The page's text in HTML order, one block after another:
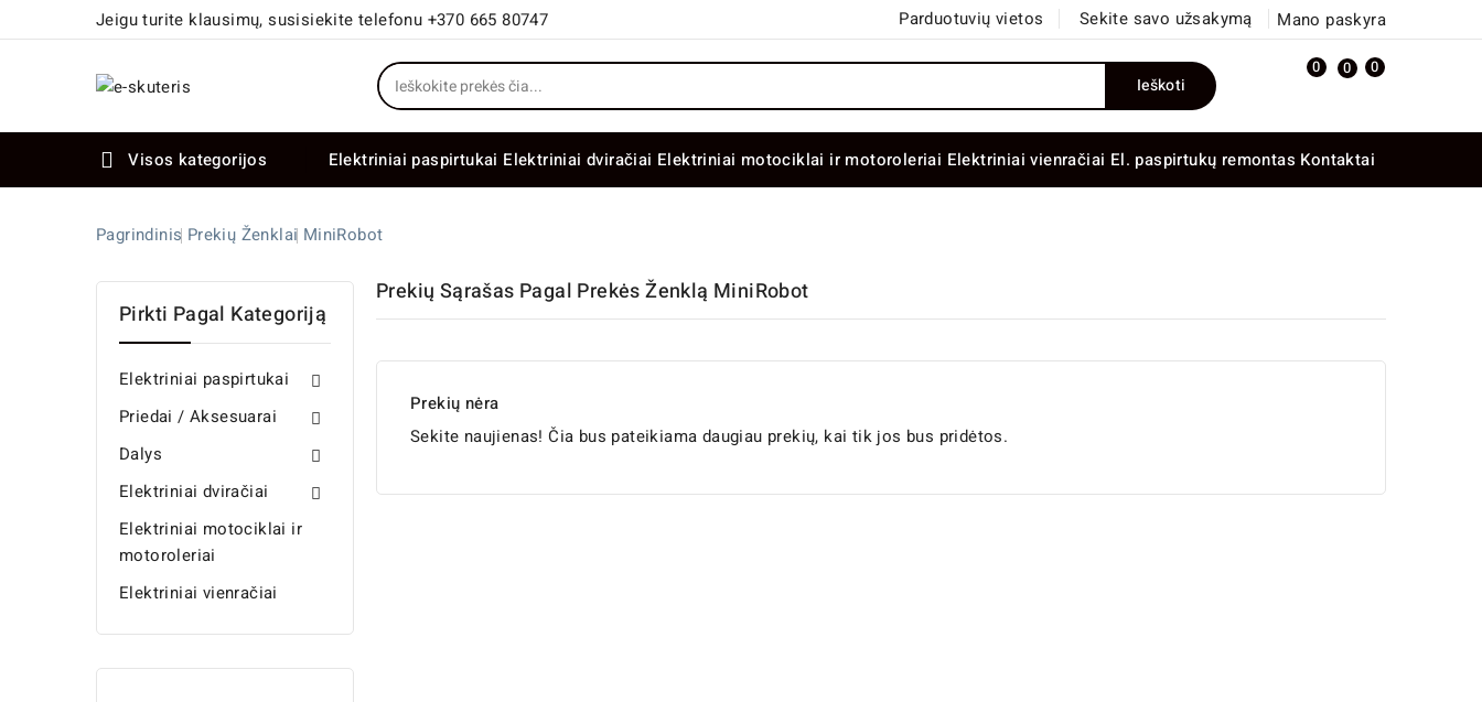
Jeigu turite klausimų, susisiekite telefonu +370 665 80747 Parduotuvių vietos Sekite savo užsakymą Mano paskyra
Ieškoti
0 0 0
 Visos kategorijos Elektriniai paspirtukai Elektriniai dviračiai Elektriniai motociklai ir motoroleriai Elektriniai vienračiai El. paspirtukų remontas Kontaktai
Pagrindinis Prekių Ženklai MiniRobot
Pirkti Pagal Kategoriją
Elektriniai paspirtukai 
Priedai / Aksesuarai 
Dalys 
Elektriniai dviračiai 
Elektriniai motociklai ir
motoroleriai
Elektriniai vienračiai
Prekių Sąrašas Pagal Prekės Ženklą MiniRobot
Prekių nėra
Sekite naujienas! Čia bus pateikiama daugiau prekių, kai tik jos bus pridėtos.